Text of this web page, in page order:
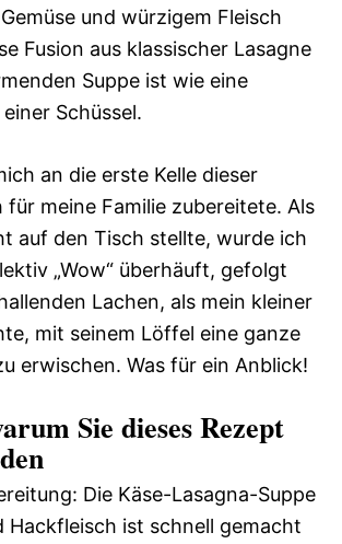
und würzigem Fleisch
Fusion aus klassischer Lasagne
Suppe ist wie eine
Schüssel.
an die erste Kelle dieser
für meine Familie zubereitete. Als
auf den Tisch stellte, wurde ich
„Wow“ überhäuft, gefolgt
Lachen, als mein kleiner
mit seinem Löffel eine ganze
erwischen. Was für ein Anblick!
Sie dieses Rezept
Die Käse-Lasagna-Suppe
Hackfleisch ist schnell gemacht